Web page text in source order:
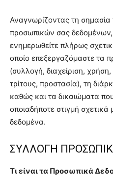
Αναγνωρίζοντας τη
προσωπικών σας δεδομένων,
ενημερωθείτε πλήρως
οποίο επεξεργαζόμαστε τα
(συλλογή, διαχείριση,
τρίτους, προστασία), τη
καθώς και τα δικαιώματα
οποιαδήποτε στιγμή
δεδομένα.
ΣΥΛΛΟΓΗ
Τι είναι τα Προσωπικά